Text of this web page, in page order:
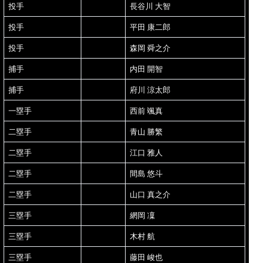
投手 長谷川 大智
投手 平田 康二郎
投手 森岡 舜之介
捕手 内田 開智
捕手 府川 涼太郎
一塁手 西前 颯真
二塁手 青山 勝繁
二塁手 江口 雅人
二塁手 間島 悠斗
二塁手 山口 真之介
三塁手 網岡 凜
三塁手 木村 航
三塁手 藤田 峻也